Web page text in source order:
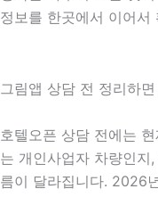
정보를 한곳에서 이어
그림앱 상담 전 정리하
호텔오픈 상담 전에는
는 개인사업자 차량인
름이 달라집니다. 2026